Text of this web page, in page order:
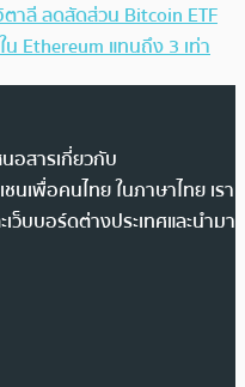
าลี ลดสัดส่วน Bitcoin ETF
Ethereum แทนถึง 3 เท่า
อสารเกี่ยวกับ
นเพื่อคนไทย ในภาษาไทย เรา
ว็บบอร์ดต่างประเทศและนำมา